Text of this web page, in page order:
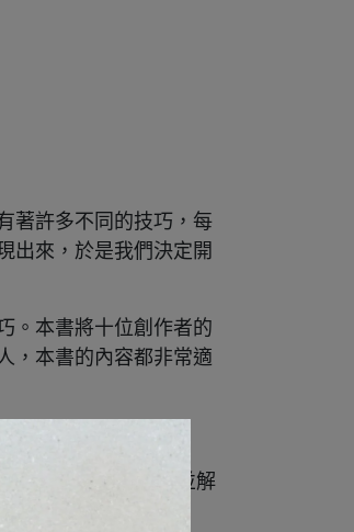
著許多不同的技巧，每
出來，於是我們決定開
。本書將十位創作者的
，本書的內容都非常適
稿步驟進行拆解，並解